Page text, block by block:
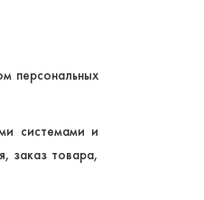
персональных
системами и
заказ товара,